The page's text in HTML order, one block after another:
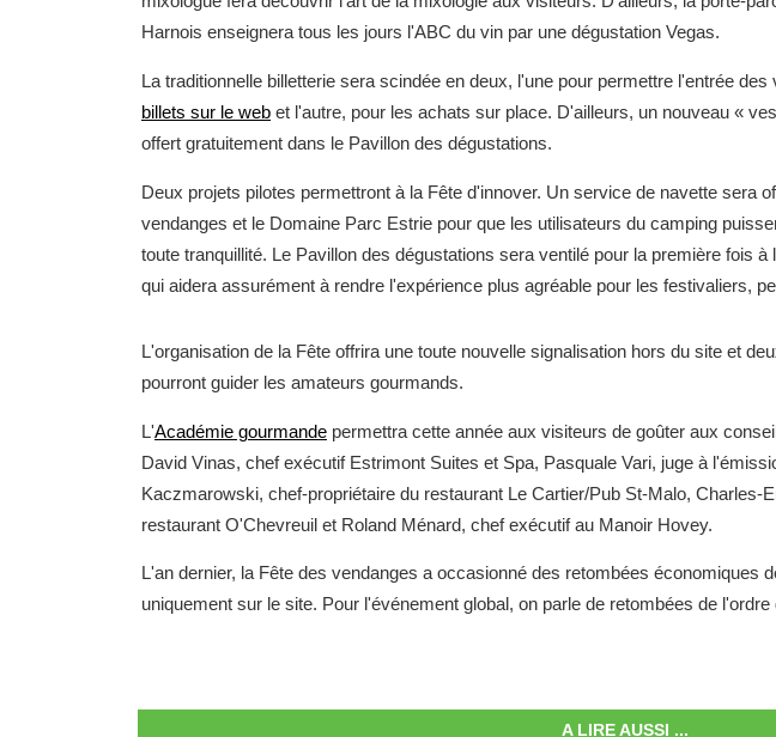
Harnois enseignera tous les jours l'ABC du vin par une dégustation Vegas.
La traditionnelle billetterie sera scindée en deux, l'une pour permettre l'entrée
billets sur le web et l'autre, pour les achats sur place. D'ailleurs, un nouveau «
offert gratuitement dans le Pavillon des dégustations.
Deux projets pilotes permettront à la Fête d'innover. Un service de navette sera
vendanges et le Domaine Parc Estrie pour que les utilisateurs du camping
toute tranquillité. Le Pavillon des dégustations sera ventilé pour la première fois
qui aidera assurément à rendre l'expérience plus agréable pour les festivaliers,
L'organisation de la Fête offrira une toute nouvelle signalisation hors du site et
pourront guider les amateurs gourmands.
L'Académie gourmande permettra cette année aux visiteurs de goûter aux
David Vinas, chef exécutif Estrimont Suites et Spa, Pasquale Vari, juge à
Kaczmarowski, chef-propriétaire du restaurant Le Cartier/Pub St-Malo, Charles-
restaurant O'Chevreuil et Roland Ménard, chef exécutif au Manoir Hovey.
L'an dernier, la Fête des vendanges a occasionné des retombées économiques
uniquement sur le site. Pour l'événement global, on parle de retombées de l'ordre
A LIRE AUSSI ...